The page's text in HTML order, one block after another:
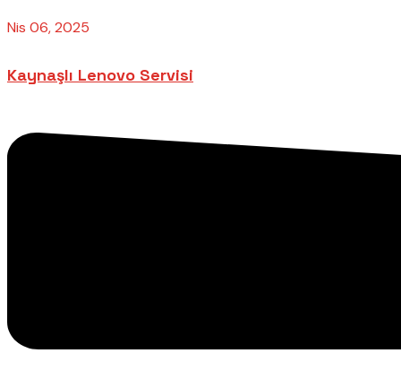
Nis 06, 2025
Kaynaşlı Lenovo Servisi